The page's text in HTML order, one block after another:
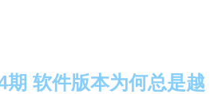
期 软件版本为何总是越